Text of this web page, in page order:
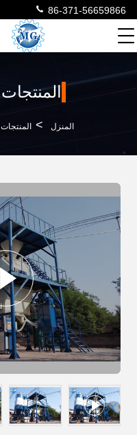
86-371-56659866
المنتجات
المنزل > المنتجات